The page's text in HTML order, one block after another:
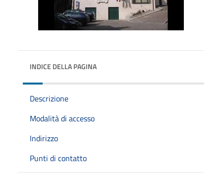
INDICE DELLA PAGINA
Descrizione
Modalità di accesso
Indirizzo
Punti di contatto